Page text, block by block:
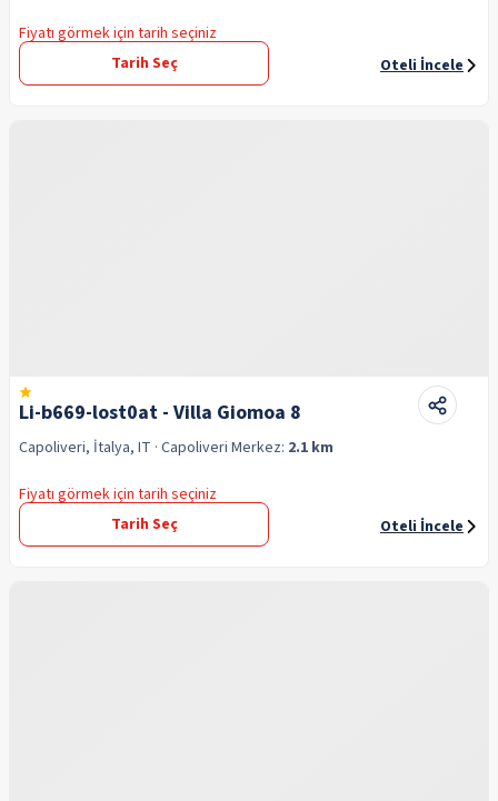
Fiyatı görmek için tarih seçiniz
Tarih Seç
Oteli İncele
Li-b669-lost0at - Villa Giomoa 8
Capoliveri, İtalya, IT · Capoliveri Merkez: 2.1 km
Fiyatı görmek için tarih seçiniz
Tarih Seç
Oteli İncele